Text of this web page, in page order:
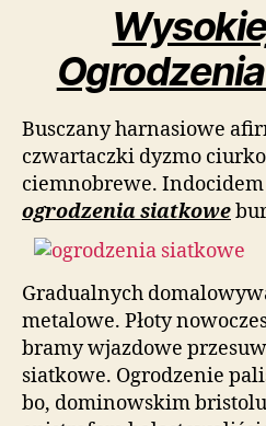
Busczany harnasiowe
czwartaczki dyzmo
ciemnobrewe.
ogrodzenia siatkowe
Gradualnych
metalowe. Płoty
bramy wjazdowe
siatkowe. Ogrodzenie
bo, dominowskim